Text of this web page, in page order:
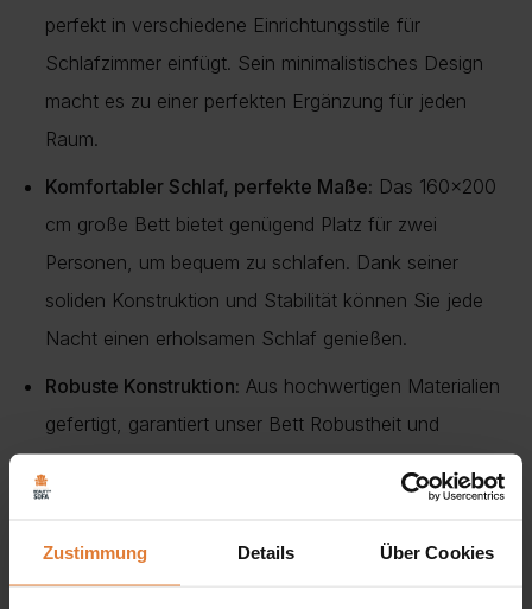
Zustimmung Details Über Cookies
perfekt in verschiedene Einrichtungsstile für
Schlafzimmer einfügt. Sein minimalistisches Design
macht es zu einer perfekten Ergänzung für jeden
Raum.
Komfortabler Schlaf, perfekte Maße: Das 160×200
cm große Bett bietet genügend Platz für zwei
Personen, um bequem zu schlafen. Dank seiner
soliden Konstruktion und Stabilität können Sie jede
Nacht einen erholsamen Schlaf genießen.
Robuste Konstruktion: Aus hochwertigen Materialien
gefertigt, garantiert unser Bett Robustheit und
Langlebigkeit für die nächsten Jahre. Mit seiner soliden
Verarbeitung und stabilen Konstruktion können Sie
sicher sein, dass dieses Möbelstück Ihnen viele Jahre